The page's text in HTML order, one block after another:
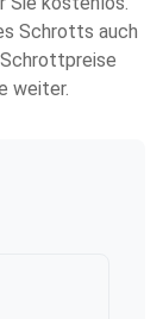
Schrotts auch
weiter.